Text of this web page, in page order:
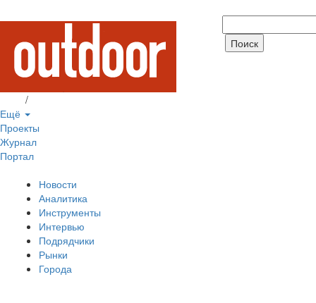
/
Ещё
Проекты
Журнал
Портал
Новости
Аналитика
Инструменты
Интервью
Подрядчики
Рынки
Города